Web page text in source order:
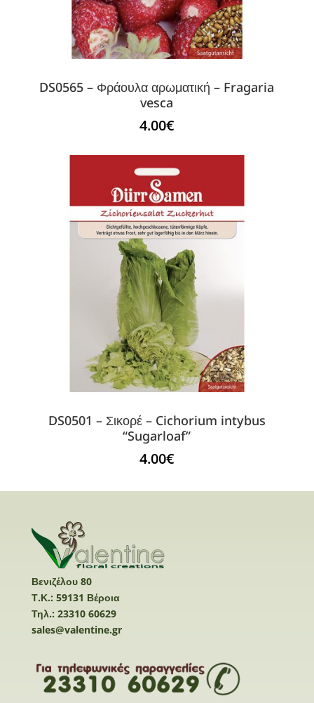
DS0565 – Φράουλα αρωματική – Fragaria
vesca
4.00€
DS0501 – Σικορέ – Cichorium intybus
“Sugarloaf”
4.00€
Βενιζέλου 80
Τ.Κ.: 59131 Βέροια
Τηλ.: 23310 60629
sales@valentine.gr